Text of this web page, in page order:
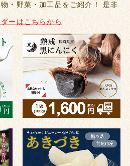
・野菜・加工品をご紹介！ 是非
ーはこちらから